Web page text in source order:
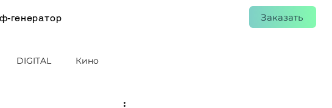
генератор Заказать
DIGITAL Кино